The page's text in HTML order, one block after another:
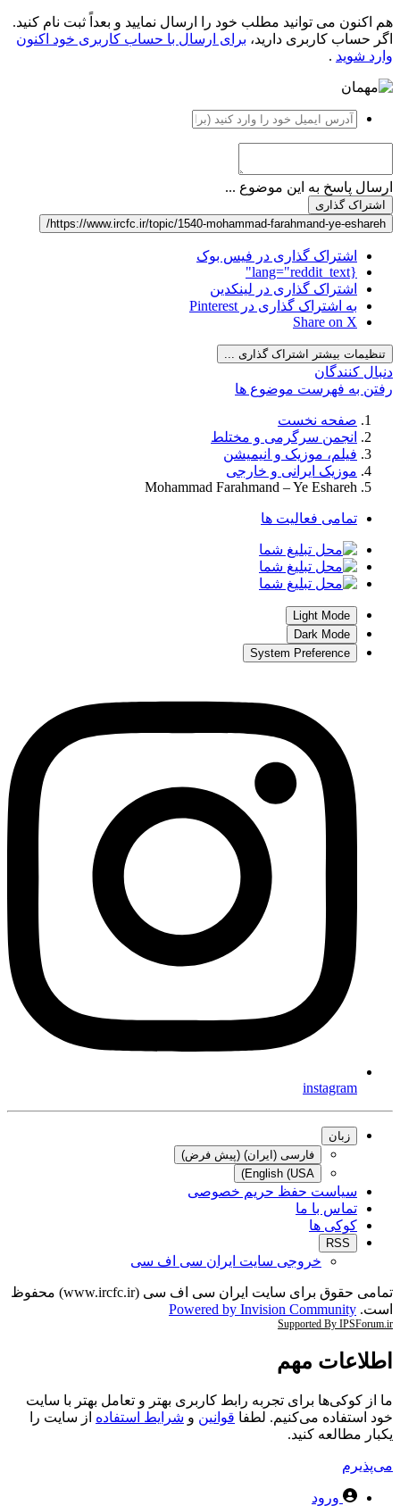
هم اکنون می توانید مطلب خود را ارسال نمایید و بعداً ثبت نام کنید.
اگر حساب کاربری دارید، برای ارسال با حساب کاربری خود اکنون
وارد شوید .
ارسال پاسخ به این موضوع ...
اشتراک گذاری
https://www.ircfc.ir/topic/1540-mohammad-farahmand-ye-eshareh/
اشتراک گذاری در فیس بوک
{lang="reddit_text"
اشتراک گذاری در لینکدین
به اشتراک گذاری در Pinterest
Share on X
تنظیمات بیشتر اشتراک گذاری ...
دنبال کنندگان
رفتن به فهرست موضوع ها
صفحه نخست
انجمن سرگرمی و مختلط
فیلم، موزیک و انیمیشن
موزیک ایرانی و خارجی
Mohammad Farahmand – Ye Eshareh
تمامی فعالیت ها
Light Mode
Dark Mode
System Preference
instagram
زبان
فارسی (ایران) (پیش فرض)
English (USA)
سیاست حفظ حریم خصوصی
تماس با ما
کوکی ها
RSS
خروجی سایت ایران سی اف سی
تمامی حقوق برای سایت ایران سی اف سی (www.ircfc.ir) محفوظ
است. Powered by Invision Community
Supported By IPSForum.ir
اطلاعات مهم
ما از کوکی‌ها برای تجربه رابط کاربری بهتر و تعامل بهتر با سایت
خود استفاده می‌کنیم. لطفا قوانین و شرایط استفاده از سایت را
یکبار مطالعه کنید.
می‌پذیرم
ورود